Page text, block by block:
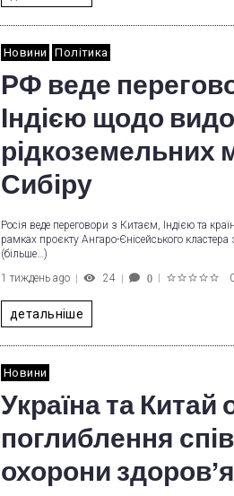
Новини Політика
РФ веде
Індією щодо
рідкоземельних
Сибіру
Росія веде переговори з Китаєм, Індією та
рамках проєкту Ангаро-Єнісейського
(більше…)
1 тиждень ago
24 0
детальніше
Новини
Україна та Китай
поглиблення
охорони здоров’я